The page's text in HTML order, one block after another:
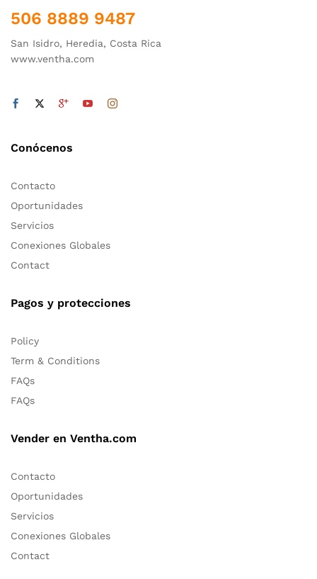
506 8889 9487
San Isidro, Heredia, Costa Rica
www.ventha.com
Conócenos
Contacto
Oportunidades
Servicios
Conexiones Globales
Contact
Pagos y protecciones
Policy
Term & Conditions
FAQs
FAQs
Vender en Ventha.com
Contacto
Oportunidades
Servicios
Conexiones Globales
Contact